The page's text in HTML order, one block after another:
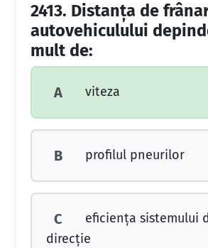
2413. Distanţa de
autovehiculului
mult de:
A viteza
B profilul pneurilor
C
eficienţa sistemului
direcţie